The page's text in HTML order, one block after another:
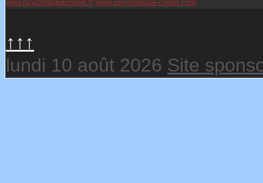
www.psychologuecholet.fr www.psychologue-cholet.com
↑↑↑
lundi 10 août 2026 Site